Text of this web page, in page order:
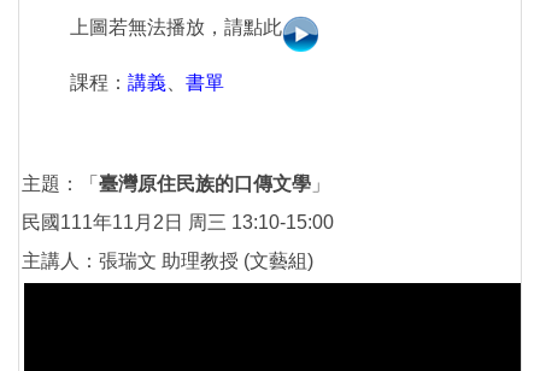
上圖若無法播放，請點此
課程： 講義 書單
主題：「 臺灣原住民族的口傳文學 」
民國111年11月2日 周三 13:10-15:00
主講人：張瑞文 助理教授 (文藝組)